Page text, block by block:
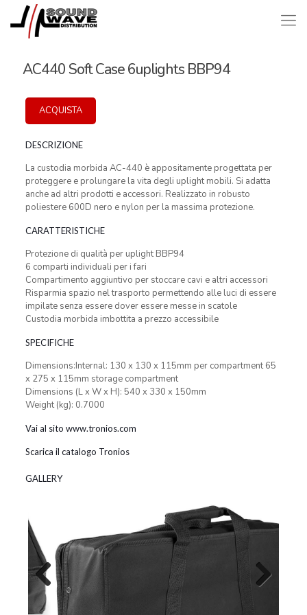
AC440 Soft Case 6uplights BBP94
ACQUISTA
DESCRIZIONE
La custodia morbida AC-440 è appositamente progettata per
proteggere e prolungare la vita degli uplight mobili. Si adatta
anche ad altri prodotti e accessori. Realizzato in robusto
poliestere 600D nero e nylon per la massima protezione.
CARATTERISTICHE
Protezione di qualità per uplight BBP94
6 comparti individuali per i fari
Compartimento aggiuntivo per stoccare cavi e altri accessori
Risparmia spazio nel trasporto permettendo alle luci di essere
impilate senza essere dover essere messe in scatole
Custodia morbida imbottita a prezzo accessibile
SPECIFICHE
Dimensions:Internal: 130 x 130 x 115mm per compartment 65
x 275 x 115mm storage compartment
Dimensions (L x W x H): 540 x 330 x 150mm
Weight (kg): 0.7000
Vai al sito www.tronios.com
Scarica il catalogo Tronios
GALLERY
Previous